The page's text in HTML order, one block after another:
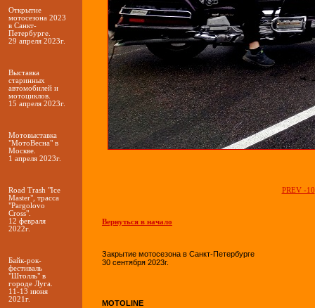
Открытие
мотосезона 2023
в Санкт-
Петербурге.
29 апреля 2023г.
Выставка
старинных
автомобилей и
мотоциклов.
15 апреля 2023г.
Мотовыставка
"МотоВесна" в
Москве.
1 апреля 2023г.
Road Trash "Ice
Master", трасса
"Pargolovo
Cross".
12 февраля
2022г.
Байк-рок-
фестиваль
"Штолль" в
городе Луга.
11-13 июня
2021г.
PREV -10
Вернуться в начало
Закрытие мотосезона в Санкт-Петербурге
30 сентября 2023г.
MOTOLINE